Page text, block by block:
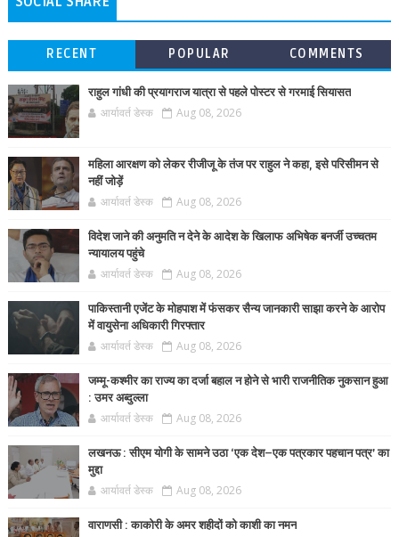
RECENT POPULAR COMMENTS
राहुल गांधी की प्रयागराज यात्रा से पहले पोस्टर से गरमाई सियासत
आर्यावर्त डेस्क Aug 08, 2026
महिला आरक्षण को लेकर रीजीजू के तंज पर राहुल ने कहा, इसे परिसीमन से
नहीं जोड़ें
आर्यावर्त डेस्क Aug 08, 2026
विदेश जाने की अनुमति न देने के आदेश के खिलाफ अभिषेक बनर्जी उच्चतम
न्यायालय पहुंचे
आर्यावर्त डेस्क Aug 08, 2026
पाकिस्तानी एजेंट के मोहपाश में फंसकर सैन्य जानकारी साझा करने के आरोप
में वायुसेना अधिकारी गिरफ्तार
आर्यावर्त डेस्क Aug 08, 2026
जम्मू-कश्मीर का राज्य का दर्जा बहाल न होने से भारी राजनीतिक नुकसान हुआ
: उमर अब्दुल्ला
आर्यावर्त डेस्क Aug 08, 2026
लखनऊ : सीएम योगी के सामने उठा ‘एक देश–एक पत्रकार पहचान पत्र’ का
मुद्दा
आर्यावर्त डेस्क Aug 08, 2026
वाराणसी : काकोरी के अमर शहीदों को काशी का नमन